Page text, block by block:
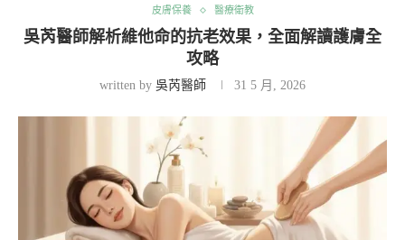
皮膚保養 醫療衛教
吳芮醫師解析維他命的抗老效果，全面解讀護膚全
攻略
written by 吳芮醫師 31 5 月, 2026